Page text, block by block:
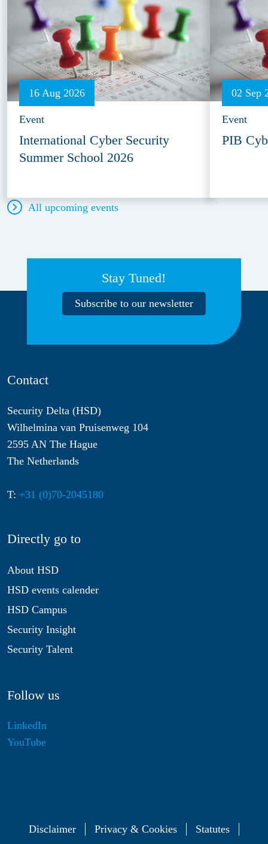
16 Aug 2026
Event
International Cyber Security
Summer School 2026
02 Sep
Event
PIB
All upcoming events
Stay Tuned!
Subscribe to our newsletter
Contact
Security Delta (HSD)
Wilhelmina van Pruisenweg 104
2595 AN The Hague
The Netherlands
T: +31 (0)70-2045180
Directly go to
About HSD
HSD events calender
HSD Campus
Security Insight
Security Talent
Follow us
LinkedIn
YouTube
Disclaimer Privacy & Cookies
Statutes